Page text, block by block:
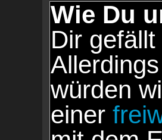
Wie Du
Dir
würden
einer